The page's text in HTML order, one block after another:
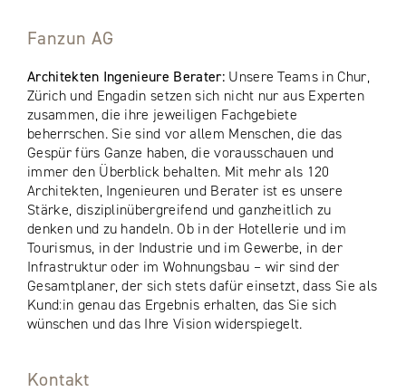
Fanzun AG
Architekten Ingenieure Berater:Unsere Teams in Chur,
Zürich und Engadin setzen sich nicht nur aus Experten
zusammen, die ihre jeweiligen Fachgebiete
beherrschen. Sie sind vor allem Menschen, die das
Gespür fürs Ganze haben, die vorausschauen und
immer den Überblick behalten. Mit mehr als 120
Architekten, Ingenieuren und Berater ist es unsere
Stärke, disziplinübergreifend und ganzheitlich zu
denken und zu handeln. Ob in der Hotellerie und im
Tourismus, in der Industrie und im Gewerbe, in der
Infrastruktur oder im Wohnungsbau – wir sind der
Gesamtplaner, der sich stets dafür einsetzt, dass Sie als
Kund:in genau das Ergebnis erhalten, das Sie sich
wünschen und das Ihre Vision widerspiegelt.
Kontakt